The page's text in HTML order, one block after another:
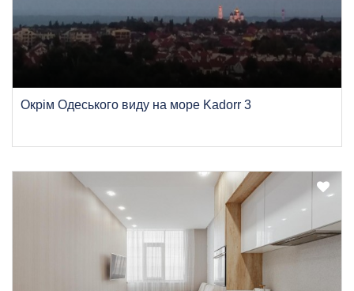
Окрім Одеського виду на море Kadorr 3